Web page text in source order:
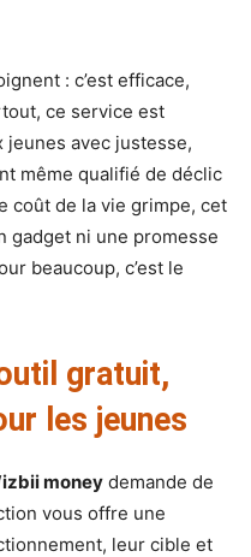
: c’est efficace,
ce service est
avec justesse,
même qualifié de déclic
coût de la vie grimpe, cet
gadget ni une promesse
beaucoup, c’est le
gratuit,
les jeunes
money demande de
vous offre une
leur cible et